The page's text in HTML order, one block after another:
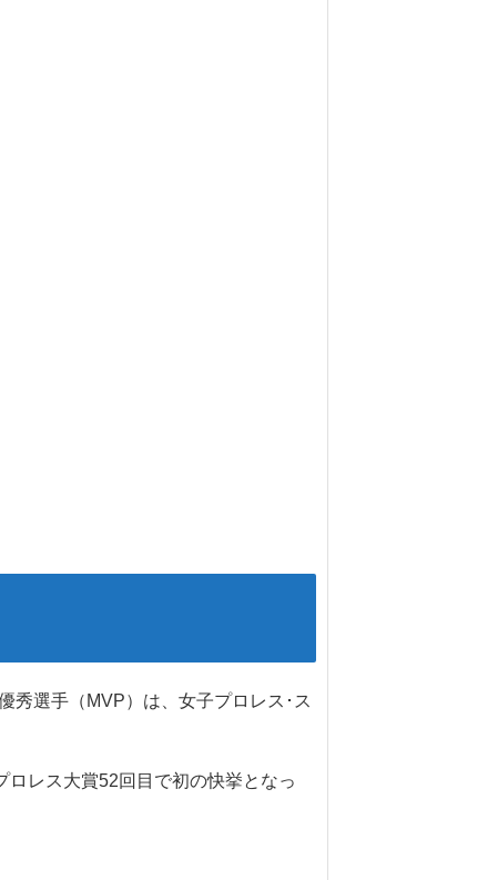
秀選手（MVP）は、女子プロレス･ス
レス大賞52回目で初の快挙となっ